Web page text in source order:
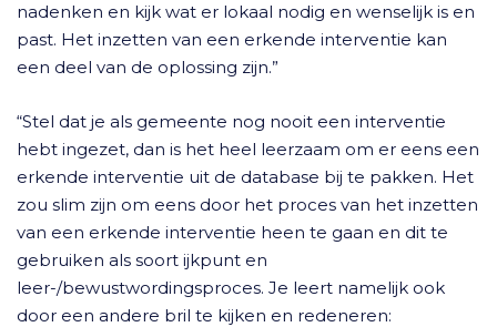
nadenken en kijk wat er lokaal nodig en wenselijk is en
past. Het inzetten van een erkende interventie kan
een deel van de oplossing zijn.”
“Stel dat je als gemeente nog nooit een interventie
hebt ingezet, dan is het heel leerzaam om er eens een
erkende interventie uit de database bij te pakken. Het
zou slim zijn om eens door het proces van het inzetten
van een erkende interventie heen te gaan en dit te
gebruiken als soort ijkpunt en
leer-/bewustwordingsproces. Je leert namelijk ook
door een andere bril te kijken en redeneren: